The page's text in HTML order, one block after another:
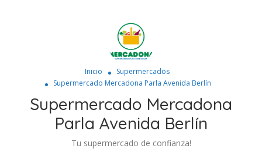
Inicio
Supermercados
Supermercado Mercadona Parla Avenida Berlín
Supermercado Mercadona
Parla Avenida Berlín
Tu supermercado de confianza!